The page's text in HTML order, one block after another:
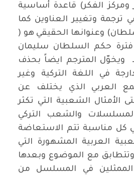
الفكر) قاعدة أساسية
ترجمة وتغيير العناوين كما
وعنوانها الحقيقي هو (
فترة حكم السلطان سليمان
سنة١٥٠٠ هـ ويخوّل المترجم ايضاً بحذف
في اللغة التركية وغير
العربي الذي يختلف عن
الأمثال الشعبية التي تكثر
والشعب التركي
كل مناسبة تتم الاستعاضة
العربية المشهورة التي
مع الموضوع وبعدها
في المسلسل من